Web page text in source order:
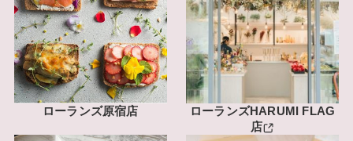
ローランズ原宿店
ローランズHARUMI FLAG
店